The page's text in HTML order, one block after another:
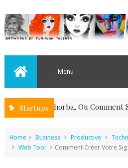
Startups
Souk El Ghorba, Ou Comment
Home Business Productive
Web Tool
Comment Créer Votre